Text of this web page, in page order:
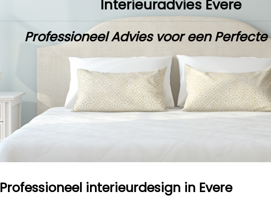
Interieuradvies Evere
Professioneel Advies voor een
Professioneel interieurdesign in Evere